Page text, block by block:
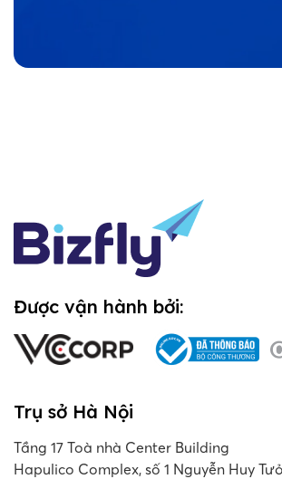
Được vận hành bởi:
Trụ sở Hà Nội
Tầng 17 Toà nhà Center Building
Hapulico Complex, số 1 Nguyễn Huy